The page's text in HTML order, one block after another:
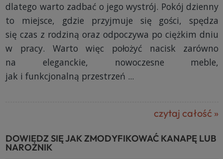
dlatego warto zadbać o jego wystrój. Pokój dzienny
to miejsce, gdzie przyjmuje się gości, spędza
się czas z rodziną oraz odpoczywa po ciężkim dniu
w pracy. Warto więc położyć nacisk zarówno
na eleganckie, nowoczesne meble,
jak i funkcjonalną przestrzeń ...
czytaj całość »
DOWIEDZ SIĘ JAK ZMODYFIKOWAĆ KANAPĘ LUB
NAROŻNIK